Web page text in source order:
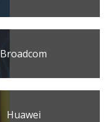
Broadcom
Huawei